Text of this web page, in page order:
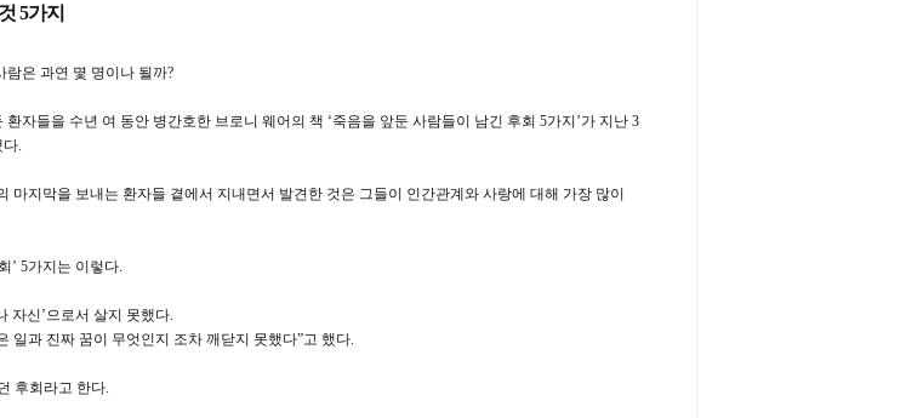
5가지
은 과연 몇 명이나 될까?
자들을 수년 여 동안 병간호한 브로니 웨어의 책 ‘죽음을 앞둔 사람들이 남긴 후회 5가지’가 지난 3
.
마지막을 보내는 환자들 곁에서 지내면서 발견한 것은 그들이 인간관계와 사랑에 대해 가장 많이
’ 5가지는 이렇다.
자신’으로서 살지 못했다.
일과 진짜 꿈이 무엇인지 조차 깨닫지 못했다”고 했다.
후회라고 한다.